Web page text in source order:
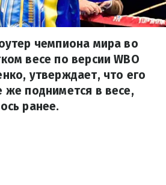
чемпиона мира во
весе по версии WBO
утверждает, что его
же поднимется в весе,
ранее.